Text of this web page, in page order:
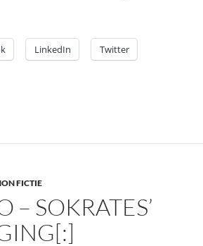
LinkedIn Twitter
FICTIE
– SOKRATES’